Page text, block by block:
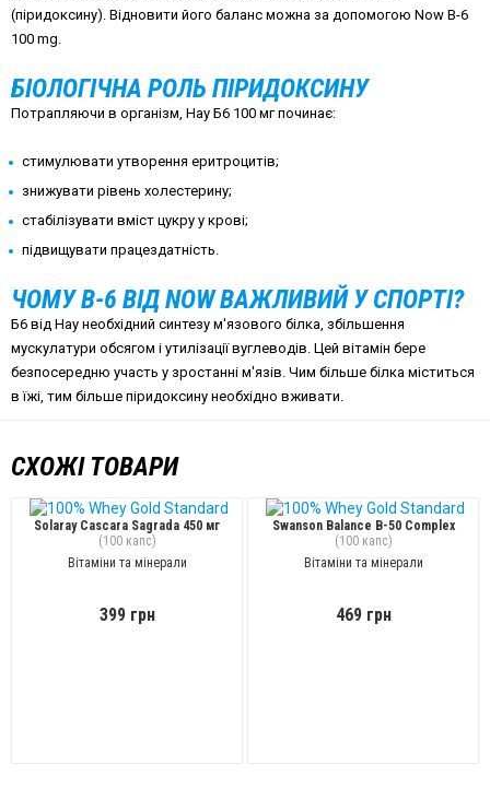
(піридоксину). Відновити його баланс можна за допомогою Now B-6
100 mg.
БІОЛОГІЧНА РОЛЬ ПІРИДОКСИНУ
Потрапляючи в організм, Нау Б6 100 мг починає:
стимулювати утворення еритроцитів;
знижувати рівень холестерину;
стабілізувати вміст цукру у крові;
підвищувати працездатність.
ЧОМУ B-6 ВІД NOW ВАЖЛИВИЙ У СПОРТІ?
Б6 від Нау необхідний синтезу м'язового білка, збільшення
мускулатури обсягом і утилізації вуглеводів. Цей вітамін бере
безпосередню участь у зростанні м'язів. Чим більше білка міститься
в їжі, тим більше піридоксину необхідно вживати.
СХОЖІ ТОВАРИ
Solaray Cascara Sagrada 450 мг
(100 капс)
Вітаміни та мінерали
399 грн
Swanson Balance B-50 Complex
(100 капс)
Вітаміни та мінерали
469 грн